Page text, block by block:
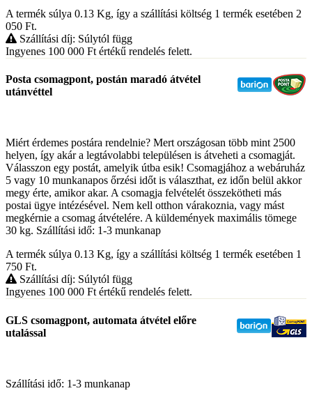
A termék súlya 0.13 Kg, így a szállítási költség 1 termék esetében 2
050 Ft.
Szállítási díj: Súlytól függ
Ingyenes 100 000 Ft értékű rendelés felett.
Posta csomagpont, postán maradó átvétel
utánvéttel
Miért érdemes postára rendelnie? Mert országosan több mint 2500
helyen, így akár a legtávolabbi településen is átveheti a csomagját.
Válasszon egy postát, amelyik útba esik! Csomagjához a webáruház
5 vagy 10 munkanapos őrzési időt is választhat, ez időn belül akkor
megy érte, amikor akar. A csomagja felvételét összekötheti más
postai ügye intézésével. Nem kell otthon várakoznia, vagy mást
megkérnie a csomag átvételére. A küldemények maximális tömege
30 kg. Szállítási idő: 1-3 munkanap
A termék súlya 0.13 Kg, így a szállítási költség 1 termék esetében 1
750 Ft.
Szállítási díj: Súlytól függ
Ingyenes 100 000 Ft értékű rendelés felett.
GLS csomagpont, automata átvétel előre
utalással
Szállítási idő: 1-3 munkanap